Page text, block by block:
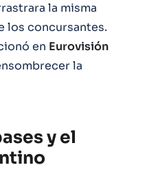
la misma
los concursantes.
en Eurovisión
la
y el